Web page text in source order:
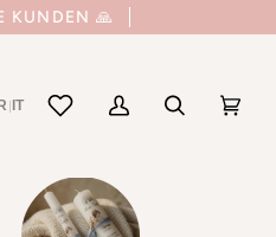
KUNDEN 🙏
| IT
Mein
Suchen